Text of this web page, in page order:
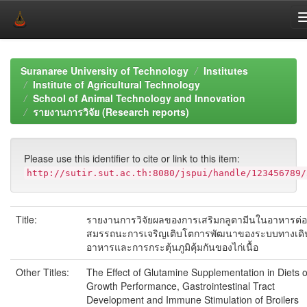
navigationSuranaree University of Technology
Institutes
Institute of Agricultural Technology
School of Animal Technology and Innovation
รายงานการวิจัย (Research reports)
Please use this identifier to cite or link to this item:
http://sutir.sut.ac.th:8080/jspui/handle/123456789/
Title:
รายงานการวิจัยผลของการเสริมกลูตามีนในอาหารต่อ
สมรรถนะการเจริญเติบโตการพัฒนาของระบบทางเ
อาหารและการกระตุ้นภูมิคุ้มกันของไก่เนื้อ
Other Titles:
The Effect of Glutamine Supplementation in Diets
Growth Performance, Gastrointestinal Tract
Development and Immune Stimulation of Broilers